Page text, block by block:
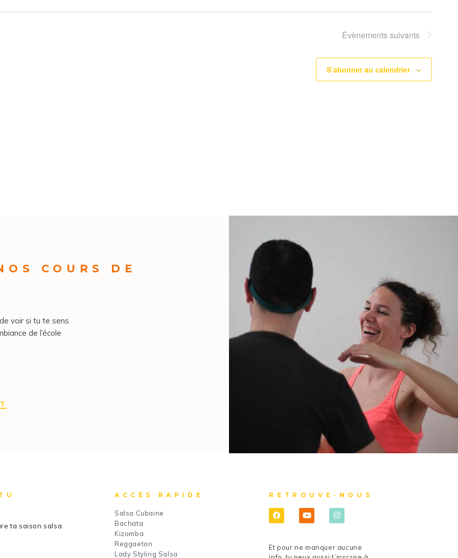
Évènementssuivants
S’abonner au calendrier
COURS DE
voir si tu te sens
de l’école
ta saison salsa
ACCÈS RAPIDE
Salsa Cubaine
Bachata
Kizomba
Reggaeton
Lady Styling Salsa
RETROUVE-NOUS
Et pour ne manquer aucune